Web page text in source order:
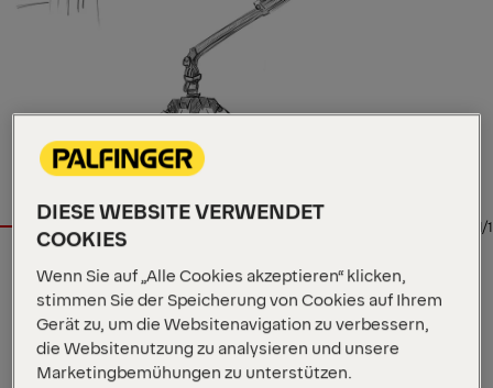
1/1
EPSILON
Wichtige Spezifikationen
Max. Reichweite
DIESE WEBSITE VERWENDET
COOKIES
Wenn Sie auf „Alle Cookies akzeptieren“ klicken,
stimmen Sie der Speicherung von Cookies auf Ihrem
Gerät zu, um die Websitenavigation zu verbessern,
die Websitenutzung zu analysieren und unsere
Marketingbemühungen zu unterstützen.